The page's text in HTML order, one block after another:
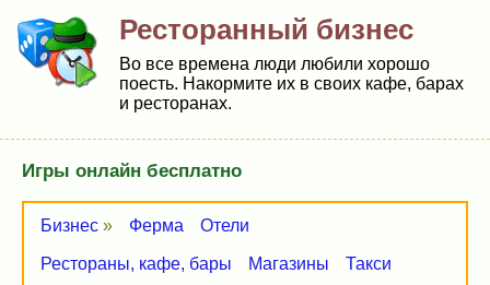
Ресторанный бизнес
Во все времена люди любили хорошо
поесть. Накормите их в своих кафе, барах
и ресторанах.
Игры онлайн бесплатно
Бизнес » Ферма Отели
Рестораны, кафе, бары Магазины Такси